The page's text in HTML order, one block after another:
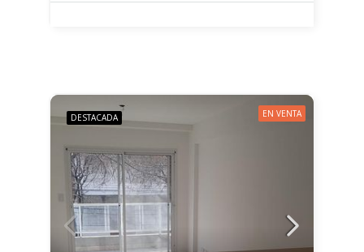
DESTACADA EN VENTA